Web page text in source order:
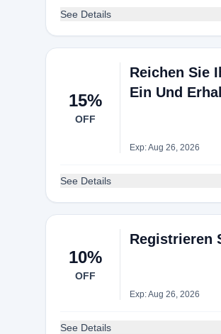
See Details
15%
OFF
Reichen Sie
Ein Und
Exp: Aug 26, 2026
See Details
10%
OFF
Registrieren
Exp: Aug 26, 2026
See Details